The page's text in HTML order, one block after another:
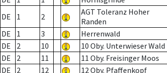
DE
1 2
AGT Toleranz Hoher
Randen
DE
1 3 Herrenwald
DE
2 10 10 Oby. Unterwieser Wald
DE
2 11 11 Oby. Freisinger Moos
DE
2 12 12 Oby. Pfaffenkopf